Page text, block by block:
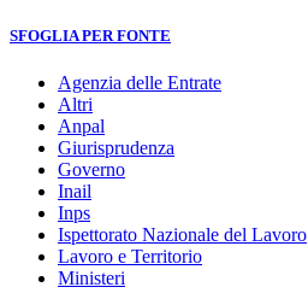
SFOGLIA PER FONTE
Agenzia delle Entrate
Altri
Anpal
Giurisprudenza
Governo
Inail
Inps
Ispettorato Nazionale del Lavoro
Lavoro e Territorio
Ministeri